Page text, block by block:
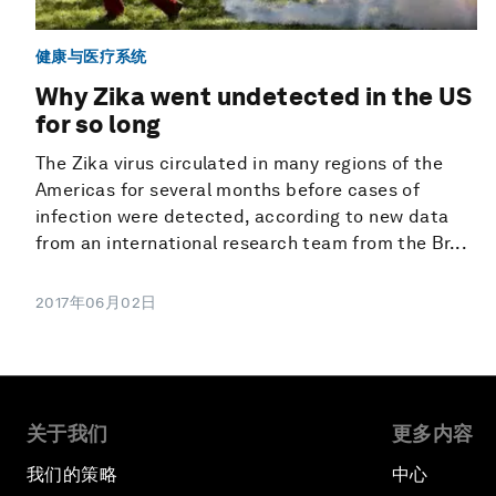
健康与医疗系统
Why Zika went undetected in the US
for so long
The Zika virus circulated in many regions of the
Americas for several months before cases of
infection were detected, according to new data
from an international research team from the Br...
2017年06月02日
关于我们
我们的策略
更多内容
中心